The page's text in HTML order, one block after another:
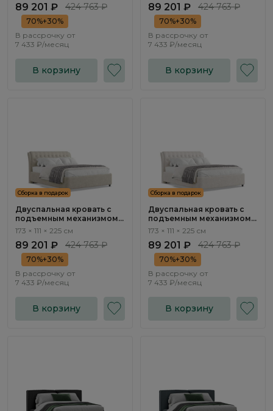
89 201 ₽ 424 763 ₽
70%+30%
В рассрочку от
7 433 ₽/месяц
В корзину
89 201 ₽ 424 763 ₽
70%+30%
В рассрочку от
7 433 ₽/месяц
В корзину
Сборка в подарок
Двуспальная кровать с
подъемным механизмом
Флорина / Florina
173 × 111 × 225 см
89 201 ₽ 424 763 ₽
70%+30%
В рассрочку от
7 433 ₽/месяц
В корзину
Сборка в подарок
Двуспальная кровать с
подъемным механизмом
Флорина / Florina NK313.01
173 × 111 × 225 см
89 201 ₽ 424 763 ₽
70%+30%
В рассрочку от
7 433 ₽/месяц
В корзину